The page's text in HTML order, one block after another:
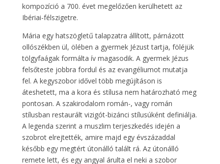
kompozíció a 700. évet megelőzően kerülhetett az
Ibériai-félszigetre.
Mária egy hatszögletű talapzatra állított, párnázott
ollószékben ül, ölében a gyermek Jézust tartja, föléjük
tölgyfaágak formálta ív magasodik. A gyermek Jézus
felsőteste jobbra fordul és az evangéliumot mutatja
fel. A kegyszobor idővel több megújításon is
áteshetett, ma a kora és stílusa nem határozható meg
pontosan. A szakirodalom román-, vagy román
stílusban restaurált vizigót-bizánci stílusúként definiálja.
A legenda szerint a muszlim terjeszkedés idején a
szobrot elrejtették, amire majd egy évszázaddal
később egy megtért útonálló talált rá. Az útonálló
remete lett, és egy angyal árulta el neki a szobor